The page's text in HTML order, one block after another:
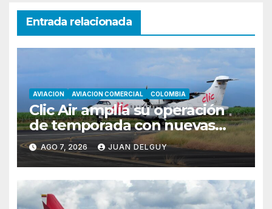
Entrada relacionada
AVIACION AVIACION COMERCIAL COLOMBIA
Clic Air amplía su operación
de temporada con nuevas
rutas hacia Cartagena y Tolú
AGO 7, 2026 JUAN DELGUY